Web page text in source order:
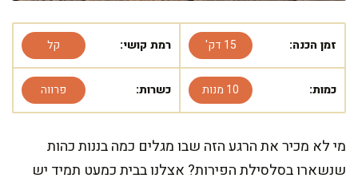
זמן הכנה: 15 דק' רמת קושי: קל
כמות: 10 מנות כשרות: פרווה
מי לא מכיר את הרגע הזה שבו מגלים כמה בננות כהות
שנשארו בסלסילת הפירות? אצלנו בבית כמעט תמיד יש